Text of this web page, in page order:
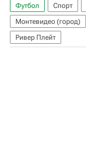
Футбол Спорт
Монтевидео (город)
Ривер Плейт